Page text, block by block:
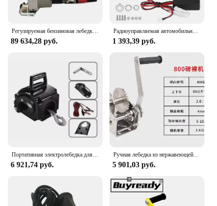
Регулируемая бензиновая лебедка, портативный бензиновый двигатель, управляемый проволочным тросом
89 634,28 руб.
Радиоуправляемая автомобильная лебедка 1/10 Масштаб RC Модель автомобиля Гусеничный автомобильный аксессуар Металлическая лебедка с пультом дистанционного управления RC Аксессуар RC Гусеничная лебедка
1 393,39 руб.
6 921,74 руб.
Ручная лебедка из нержавеющей стали 2600 фунтов, ручная лебедка с приводом, двунаправленная самоблокирующаяся лебедка
5 901,03 руб.